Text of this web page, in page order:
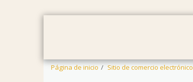
Página de inicio Sitio de comercio electrónico